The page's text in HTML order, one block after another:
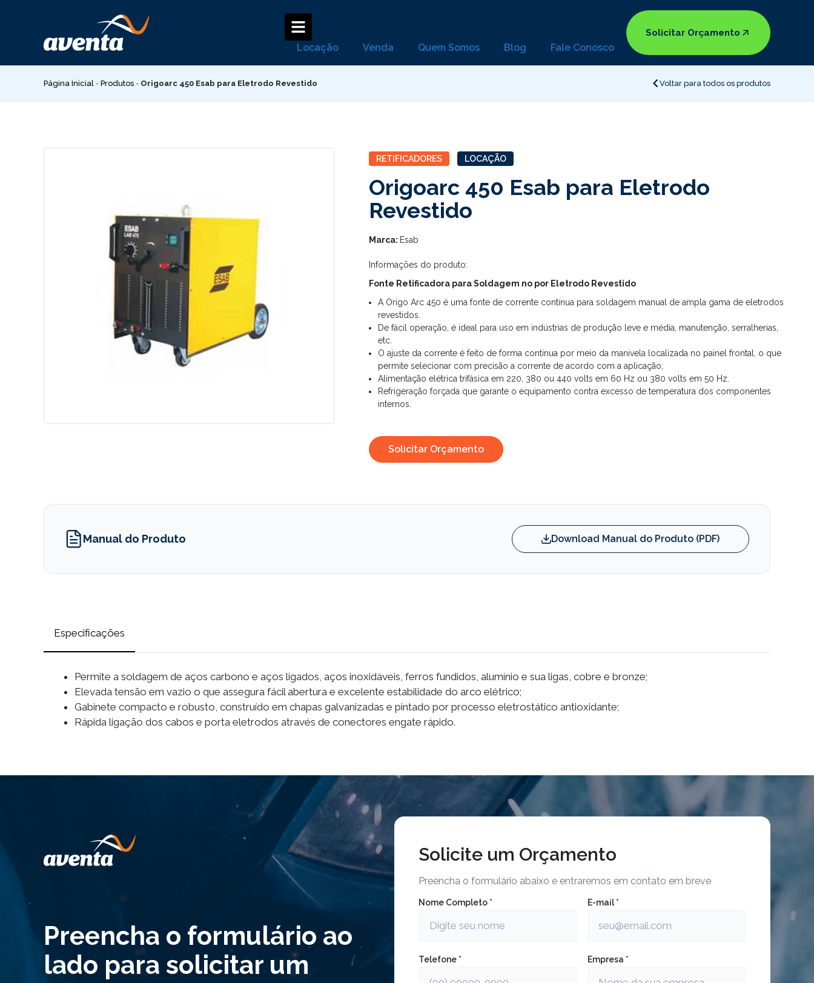
conteúdo
Locação Venda Quem Somos Blog Fale Conosco
Solicitar Orçamento
Página Inicial - Produtos - Origoarc 450 Esab para Eletrodo Revestido Voltar para todos os produtos
RETIFICADORES LOCAÇÃO
Origoarc 450 Esab para Eletrodo
Revestido
Marca: Esab
Informações do produto:
Fonte Retificadora para Soldagem no por Eletrodo Revestido
A Origo Arc 450 é uma fonte de corrente contínua para soldagem manual de ampla gama de eletrodos
revestidos.
De fácil operação, é ideal para uso em indústrias de produção leve e média, manutenção, serralherias,
etc.
O ajuste da corrente é feito de forma contínua por meio da manivela localizada no painel frontal, o que
permite selecionar com precisão a corrente de acordo com a aplicação;
Alimentação elétrica trifásica em 220, 380 ou 440 volts em 60 Hz ou 380 volts em 50 Hz.
Refrigeração forçada que garante o equipamento contra excesso de temperatura dos componentes
internos.
Solicitar Orçamento
Manual do Produto Download Manual do Produto (PDF)
Especificações
Permite a soldagem de aços carbono e aços ligados, aços inoxidáveis, ferros fundidos, alumínio e sua ligas, cobre e bronze;
Elevada tensão em vazio o que assegura fácil abertura e excelente estabilidade do arco elétrico;
Gabinete compacto e robusto, construído em chapas galvanizadas e pintado por processo eletrostático antioxidante;
Rápida ligação dos cabos e porta eletrodos através de conectores engate rápido.
Preencha o formulário ao
lado para solicitar um
Solicite um Orçamento
Preencha o formulário abaixo e entraremos em contato em breve
Nome Completo * E-mail *
Telefone * Empresa *